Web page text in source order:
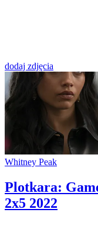
dodaj zdjęcia
Whitney Peak
Plotkara:
2x5 2022